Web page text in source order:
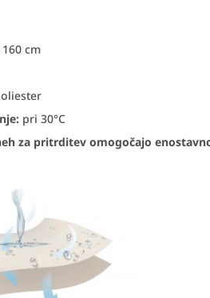
cm
pri 30°C
za pritrditev omogočajo